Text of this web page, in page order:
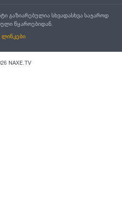
გაზიარებულია სხვადასხვა საჯაროდ
წყაროებიდან.
ლინკები
NAXE.TV